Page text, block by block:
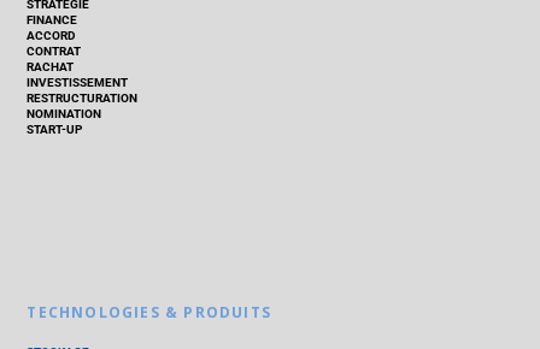
STRATÉGIE
FINANCE
ACCORD
CONTRAT
RACHAT
INVESTISSEMENT
RESTRUCTURATION
NOMINATION
START-UP
TECHNOLOGIES & PRODUITS